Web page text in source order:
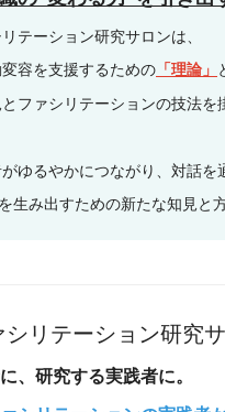
テーション研究サロンは、
容を支援するための 「理論」
ファシリテーションの技法を
ゆるやかにつながり、対話を
生み出すための新たな知見と
リテーション研究
、研究する実践者に。